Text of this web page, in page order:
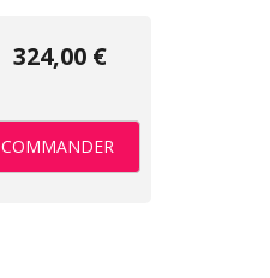
324,00 €
COMMANDER